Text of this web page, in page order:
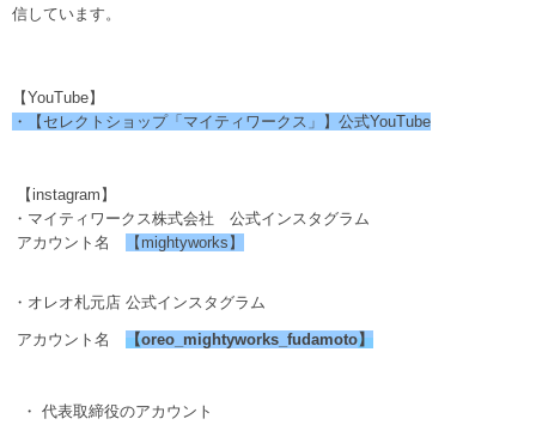
信しています。
【YouTube】
・【セレクトショップ「マイティワークス」】公式YouTube
【instagram】
・マイティワークス株式会社 公式インスタグラム
アカウント名
【mightyworks】
・オレオ札元店 公式インスタグラム
アカウント名 【oreo_mightyworks_fudamoto】
・ 代表取締役のアカウント